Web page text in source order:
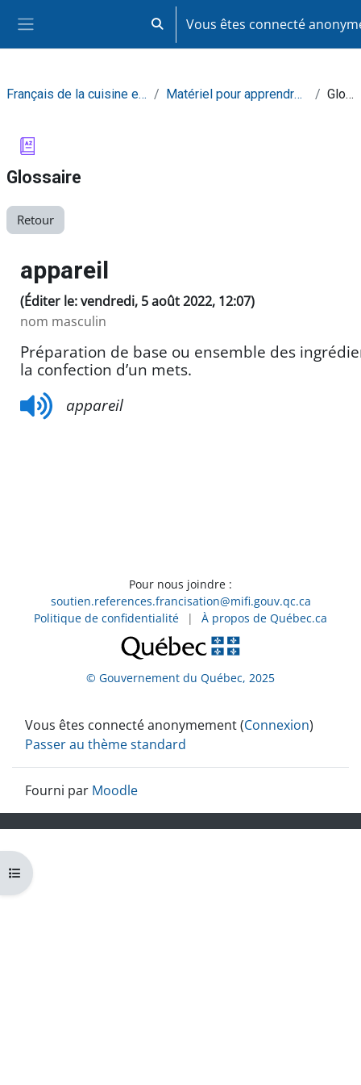
Activer/désactiver la saisie de
Vous êtes connecté
Ouvrir l’index du cours
Français de la cuisine et de la restauration Matériel pour apprendre de façon autonome Glossaire
Glossaire
Retour
appareil
(Éditer le: vendredi, 5 août 2022, 12:07)
nom masculin
Préparation de base ou ensemble des
la confection d’un mets.
appareil
Pour nous joindre :
soutien.references.francisation@mifi.gouv.qc.ca
Politique de confidentialité
| À propos de Québec.ca
© Gouvernement du Québec, 2025
Vous êtes connecté anonymement (Connexion)
Passer au thème standard
Fourni par Moodle